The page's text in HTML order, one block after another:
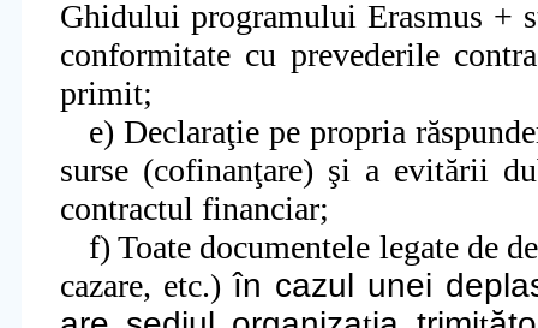
Ghidului programului Erasmus +
conformitate cu prevederile
primit;
e) Declaraţie pe propria
surse (cofinanţare) şi a evitării
contractul financiar;
f) Toate documentele legate de
cazare, etc.)în cazul unei